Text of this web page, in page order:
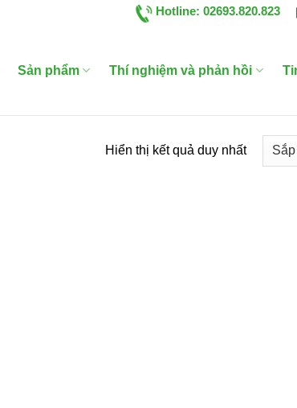
Hotline: 02693.820.823
Sản phẩm Thí nghiệm và phản hồi
Hiển thị kết quả duy nhất